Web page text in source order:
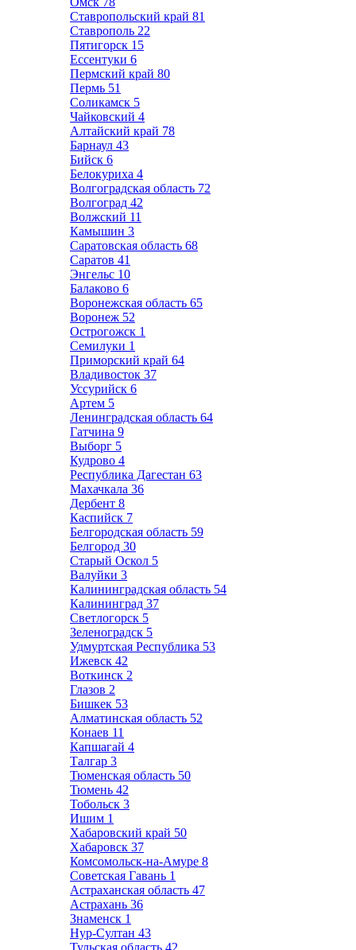
Ставропольский край 81
Ставрополь 22
Пятигорск 15
Ессентуки 6
Пермский край 80
Пермь 51
Соликамск 5
Чайковский 4
Алтайский край 78
Барнаул 43
Бийск 6
Белокуриха 4
Волгоградская область 72
Волгоград 42
Волжский 11
Камышин 3
Саратовская область 68
Саратов 41
Энгельс 10
Балаково 6
Воронежская область 65
Воронеж 52
Острогожск 1
Семилуки 1
Приморский край 64
Владивосток 37
Уссурийск 6
Артем 5
Ленинградская область 64
Гатчина 9
Выборг 5
Кудрово 4
Республика Дагестан 63
Махачкала 36
Дербент 8
Каспийск 7
Белгородская область 59
Белгород 30
Старый Оскол 5
Валуйки 3
Калининградская область 54
Калининград 37
Светлогорск 5
Зеленоградск 5
Удмуртская Республика 53
Ижевск 42
Воткинск 2
Глазов 2
Бишкек 53
Алматинская область 52
Конаев 11
Капшагай 4
Талгар 3
Тюменская область 50
Тюмень 42
Тобольск 3
Ишим 1
Хабаровский край 50
Хабаровск 37
Комсомольск-на-Амуре 8
Советская Гавань 1
Астраханская область 47
Астрахань 36
Знаменск 1
Нур-Султан 43
Тульская область 42